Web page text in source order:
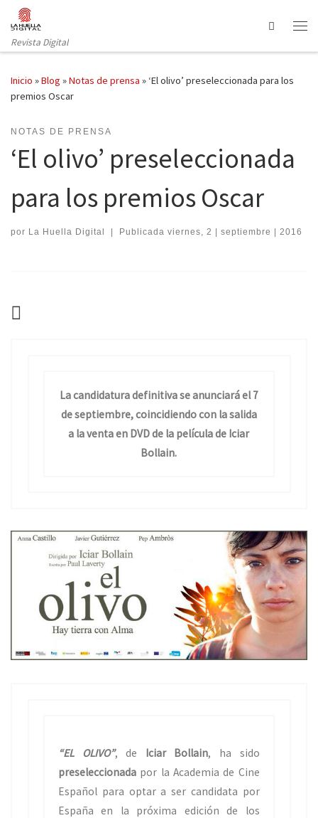
Saltar al contenido
Revista Digital
Search
Inicio »Blog »Notas de prensa » ‘El olivo’ preseleccionada para los
premios Oscar
NOTAS DE PRENSA
‘El olivo’ preseleccionada
para los premios Oscar
por La Huella Digital | Publicada viernes, 2 | septiembre | 2016
La candidatura definitiva se anunciará el 7
de septiembre, coincidiendo con la salida
a la venta en DVD de la película de Iciar
Bollain.
“EL OLIVO”, de Iciar Bollain, ha sido
preseleccionada por la Academia de Cine
Español para optar a ser candidata por
España en la próxima edición de los